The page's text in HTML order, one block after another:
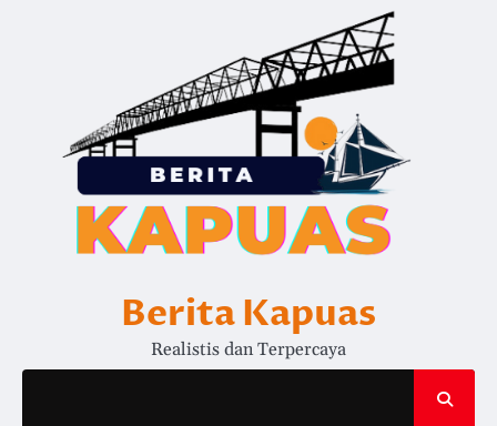
Berita Kapuas
Realistis dan Terpercaya